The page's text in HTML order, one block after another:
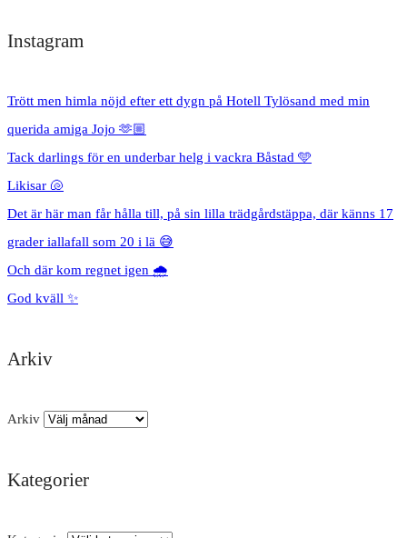
Instagram
Trött men himla nöjd efter ett dygn på Hotell Tylösand med min
querida amiga Jojo 🫶🏼
Tack darlings för en underbar helg i vackra Båstad 🩵
Likisar 🐚
Det är här man får hålla till, på sin lilla trädgårdstäppa, där känns 17
grader iallafall som 20 i lä 😅
Och där kom regnet igen 🌧️
God kväll ✨
Arkiv
Arkiv
Kategorier